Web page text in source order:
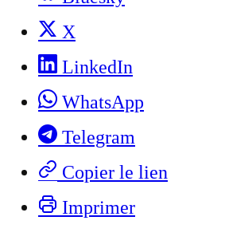
X
LinkedIn
WhatsApp
Telegram
Copier le lien
Imprimer